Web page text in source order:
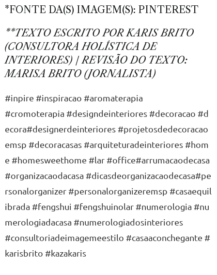
*FONTE DA(S) IMAGEM(S): PINTEREST
**TEXTO ESCRITO POR KARIS BRITO
(CONSULTORA HOLÍSTICA DE
INTERIORES) / REVISÃO DO TEXTO:
MARISA BRITO (JORNALISTA)
#inpire #inspiracao #aromaterapia
#cromoterapia #designdeinteriores#decoracao #d
ecora#designerdeinteriores#projetosdedecoracao
emsp #decoracasas#arquiteturadeinteriores#hom
e #homesweethome #lar#office#arrumacaodecasa
#organizacaodacasa #dicasdeorganizacaodecasa#pe
rsonalorganizer#personalorganizeremsp #casaequil
ibrada #fengshui #fengshuinolar#numerologia #nu
merologiadacasa #numerologiadosinteriores
#consultoriadeimagemeestilo #casaaconchegante #
karisbrito #kazakaris